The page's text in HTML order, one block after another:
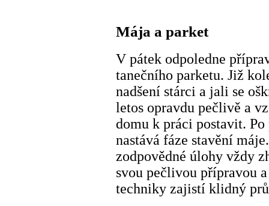
Mája a parket
V pátek odpoledne
tanečního parketu. Již
nadšení stárci a jali se
letos opravdu pečlivě a
domu k práci postavit.
nastává fáze stavění
zodpovědné úlohy vždy
svou pečlivou přípravou
techniky zajistí klidný